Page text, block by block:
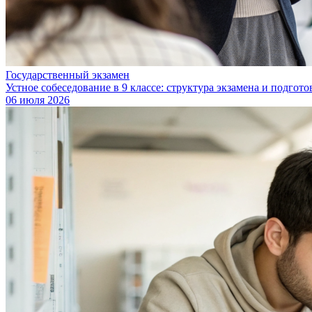
Государственный экзамен
Устное собеседование в 9 классе: структура экзамена и
06 июля 2026